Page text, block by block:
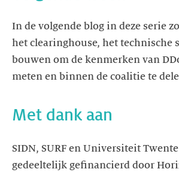
In de volgende blog in deze serie
het clearinghouse, het technische
bouwen om de kenmerken van
meten en binnen de coalitie te
Met dank aan
SIDN, SURF en Universiteit
gedeeltelijk gefinancierd door